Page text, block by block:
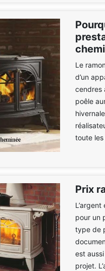
Le
d’un
cendres
poêle
toute les
Prix
pour un
type de
est
projet.